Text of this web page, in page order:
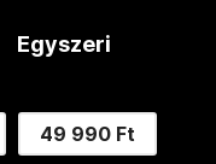
Egyszeri
49 990 Ft